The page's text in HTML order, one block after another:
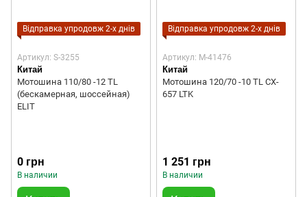
Відправка упродовж 2-х днів
Артикул: S-3255
Китай
Мотошина 110/80 -12 TL
(бескамерная, шоссейная)
ELIT
0 грн
В наличии
Відправка упродовж 2-х днів
Артикул: M-41476
Китай
Мотошина 120/70 -10 TL CX-
657 LTK
1 251 грн
В наличии